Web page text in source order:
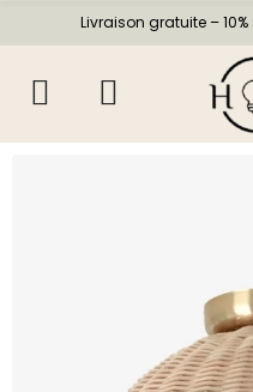
Livraison gratuite –